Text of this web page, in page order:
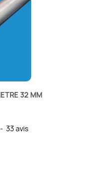
32 MM
- 33avis